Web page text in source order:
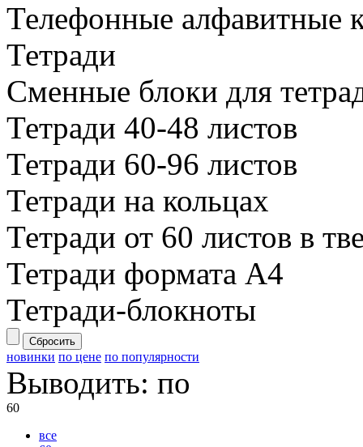
Телефонные алфавитные
Тетради
Сменные блоки для
Тетради 40-48 листов
Тетради 60-96 листов
Тетради на кольцах
Тетради от 60 листов в
Тетради формата А4
Тетради-блокноты
Сбросить
новинки по цене по популярности
Выводить: по
60
все